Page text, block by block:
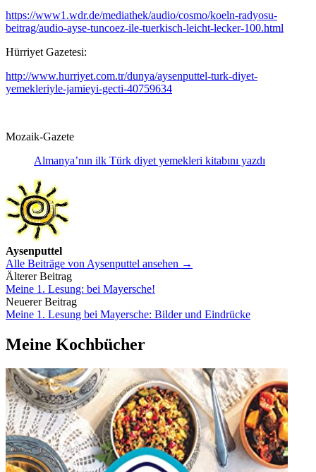
https://www1.wdr.de/mediathek/audio/cosmo/koeln-radyosu-
beitrag/audio-ayse-tuncoez-ile-tuerkisch-leicht-lecker-100.html
Hürriyet Gazetesi:
http://www.hurriyet.com.tr/dunya/aysenputtel-turk-diyet-
yemekleriyle-jamieyi-gecti-40759634
Mozaik-Gazete
Almanya’nın ilk Türk diyet yemekleri kitabını yazdı
Aysenputtel
Alle Beiträge von Aysenputtel ansehen →
Beitrags-
Navigation
Älterer Beitrag
Meine 1. Lesung: bei Mayersche!
Neuerer Beitrag
Meine 1. Lesung bei Mayersche: Bilder und Eindrücke
Meine Kochbücher